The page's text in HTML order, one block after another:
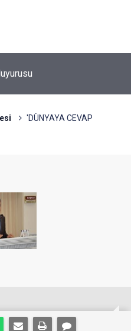
'DÜNYAYA CEVAP